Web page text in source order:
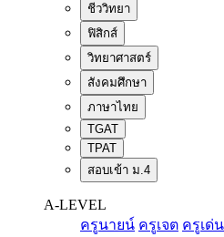
ชีววิทยา
ฟิสิกส์
วิทยาศาสตร์
สังคมศึกษา
ภาษาไทย
TGAT
TPAT
สอบเข้า ม.4
A-LEVEL
ครูนายน์ ครูเจต ครูเด่น